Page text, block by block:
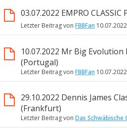
03.07.2022 EMPRO CLASSIC
Letzter Beitrag von FBBFan 10.07.2022
10.07.2022 Mr Big Evolution
(Portugal)
Letzter Beitrag von FBBFan 10.07.2022
29.10.2022 Dennis James
(Frankfurt)
Letzter Beitrag von Das Schwäbische